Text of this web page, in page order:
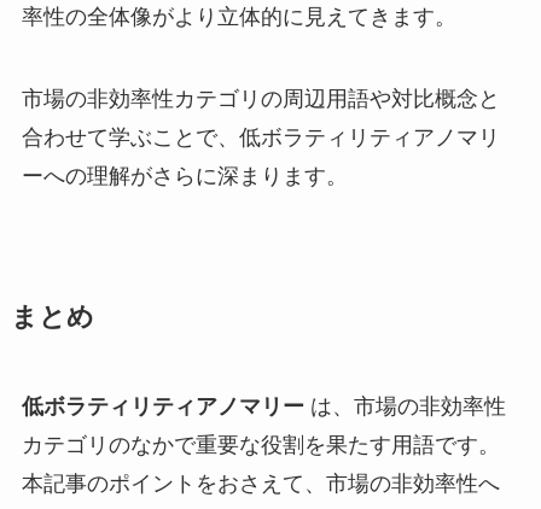
率性の全体像がより立体的に見えてきます。
市場の非効率性カテゴリの周辺用語や対比概念と
合わせて学ぶことで、低ボラティリティアノマリ
ーへの理解がさらに深まります。
まとめ
低ボラティリティアノマリー は、市場の非効率性
カテゴリのなかで重要な役割を果たす用語です。
本記事のポイントをおさえて、市場の非効率性へ